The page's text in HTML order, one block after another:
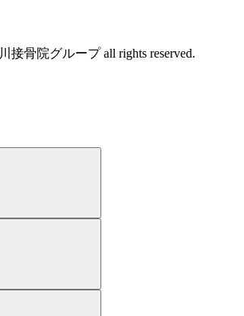
接骨院グループ all rights reserved.